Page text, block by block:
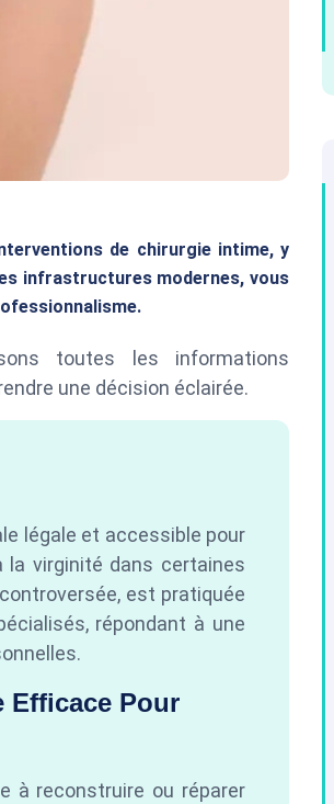
de chirurgie intime, y
infrastructures modernes, vous
toutes les informations
une décision éclairée.
légale et accessible pour
la virginité dans certaines
est pratiquée
répondant à une
Efficace Pour
à reconstruire ou réparer